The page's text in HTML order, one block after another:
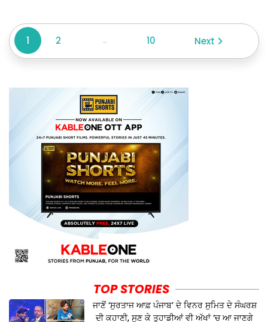
1 2 ... 10 Next
TOP STORIES
ਜਾਣੋਂ ‘ਸੁਰਤਾਜ ਆਫ਼ ਪੰਜਾਬ’ ਦੇ ਵਿਨਰ ਸੁਮਿਤ ਦੇ ਸੰਘਰਸ਼
ਦੀ ਕਹਾਣੀ, ਸੁਣ ਕੇ ਤੁਹਾਡੀਆਂ ਵੀ ਅੱਖਾਂ ‘ਚ ਆ ਜਾਣਗੇ